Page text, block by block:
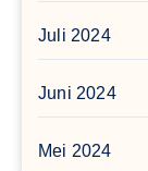
Juli 2024
Juni 2024
Mei 2024